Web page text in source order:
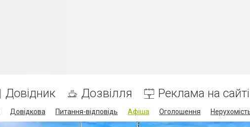
Довідник Дозвілля Реклама на сайті
Довідкова Питання-відповідь Афіша Оголошення